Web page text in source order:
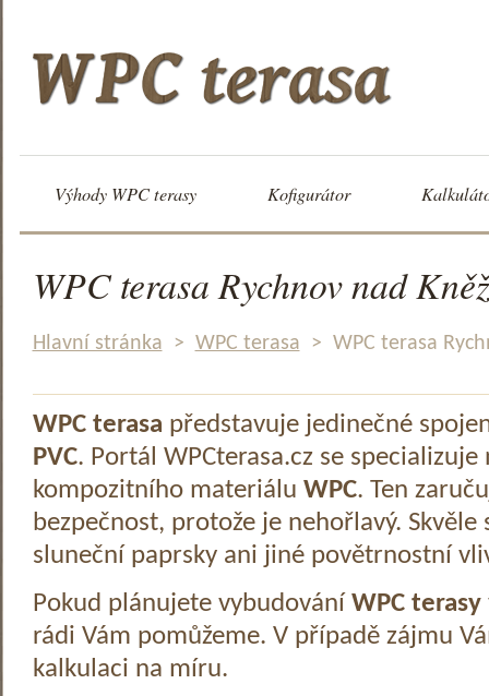
Výhody WPC terasy Kofigurátor
WPC terasa Rychnov nad
Hlavní stránka > WPC terasa > WPC terasa
WPC terasa představuje jedinečné
PVC. Portál WPCterasa.cz se specializuje
kompozitního materiálu WPC. Ten
bezpečnost, protože je nehořlavý.
sluneční paprsky ani jiné povětrnostní
Pokud plánujete vybudování WPC terasy
rádi Vám pomůžeme. V případě zájmu
kalkulaci na míru.